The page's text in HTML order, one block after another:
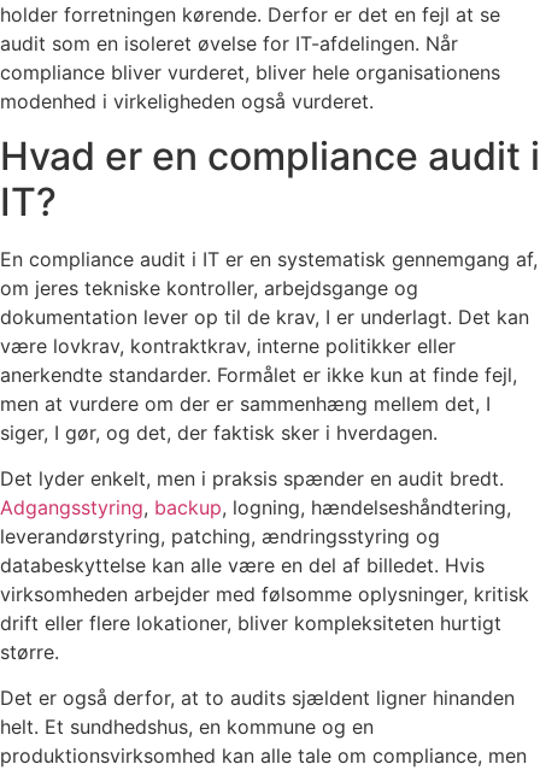
holder forretningen kørende. Derfor er det en fejl at se
audit som en isoleret øvelse for IT-afdelingen. Når
compliance bliver vurderet, bliver hele organisationens
modenhed i virkeligheden også vurderet.
Hvad er en compliance audit i
IT?
En compliance audit i IT er en systematisk gennemgang af,
om jeres tekniske kontroller, arbejdsgange og
dokumentation lever op til de krav, I er underlagt. Det kan
være lovkrav, kontraktkrav, interne politikker eller
anerkendte standarder. Formålet er ikke kun at finde fejl,
men at vurdere om der er sammenhæng mellem det, I
siger, I gør, og det, der faktisk sker i hverdagen.
Det lyder enkelt, men i praksis spænder en audit bredt.
Adgangsstyring, backup, logning, hændelseshåndtering,
leverandørstyring, patching, ændringsstyring og
databeskyttelse kan alle være en del af billedet. Hvis
virksomheden arbejder med følsomme oplysninger, kritisk
drift eller flere lokationer, bliver kompleksiteten hurtigt
større.
Det er også derfor, at to audits sjældent ligner hinanden
helt. Et sundhedshus, en kommune og en
produktionsvirksomhed kan alle tale om compliance, men